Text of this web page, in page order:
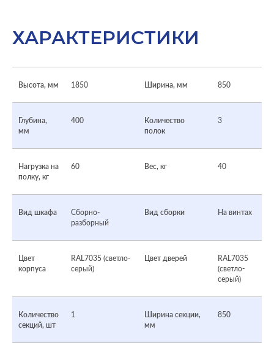
ХАРАКТЕРИСТИКИ
Высота, мм 1850 Ширина, мм 850
Глубина,
мм
400
Количество
полок
3
Нагрузка на
полку, кг
60 Вес, кг 40
Вид шкафа
Сборно-
разборный
Вид сборки На винтах
Цвет
корпуса
RAL7035 (светло-
серый)
Цвет дверей
RAL7035
(светло-
серый)
Количество
секций, шт
1
Ширина секции,
мм
850